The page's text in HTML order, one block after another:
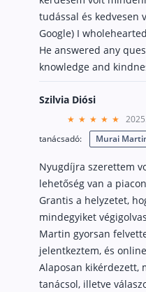
Vegyes
Egészségbiztosítás
Magán
Befektetés
tudással és kedvesen
Google) I
He answered any
knowledge and
Szilvia Diósi
tanácsadó:
Murai
Nyugdíjra szerettem
lehetőség van a
Grantis a helyzetet,
mindegyiket
Martin gyorsan
jelentkeztem, és
Alaposan kikérdezett,
tanácsol, illetve